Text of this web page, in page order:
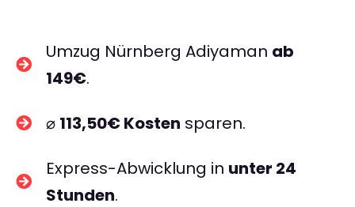
Umzug Nürnberg Adiyaman ab
149€.
⌀ 113,50€ Kosten sparen.
Express-Abwicklung in unter 24
Stunden.